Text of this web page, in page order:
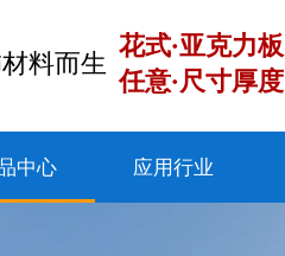
料而生
花式·亚克力板
任意·尺寸厚度
中心 应用行业